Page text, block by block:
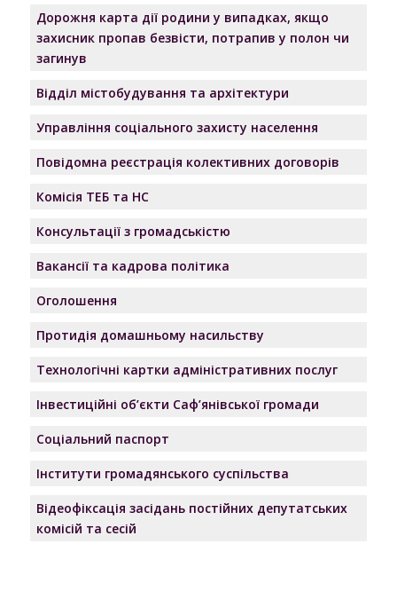
Дорожня карта дії родини у випадках, якщо
захисник пропав безвісти, потрапив у полон чи
загинув
Відділ містобудування та архітектури
Управління соціального захисту населення
Повідомна реєстрація колективних договорів
Комісія ТЕБ та НС
Консультації з громадськістю
Вакансії та кадрова політика
Оголошення
Протидія домашньому насильству
Технологічні картки адміністративних послуг
Інвестиційні об’єкти Саф’янівської громади
Соціальний паспорт
Інститути громадянського суспільства
Відеофіксація засідань постійних депутатських
комісій та сесій